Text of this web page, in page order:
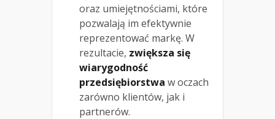
oraz umiejętnościami, które
pozwalają im efektywnie
reprezentować markę. W
rezultacie, zwiększa się
wiarygodność
przedsiębiorstwa w oczach
zarówno klientów, jak i
partnerów.